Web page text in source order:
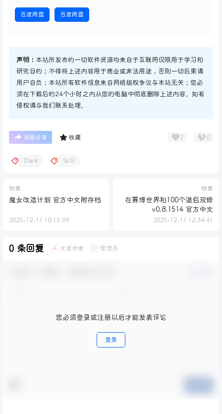
百度网盘 百度网盘
声明： 本站所发布的一切软件资源均来自于互联网仅限用于学习和
研究目的；不得将上述内容用于商业或非法用途，否则一切后果请
用户自负；本站所有软件信息来自网络版权争议与本站无关；您必
须在下载后的24个小时之内从您的电脑中彻底删除上述内容。如有
侵权请与我们联系处理。
海报分享 收藏 2 0
Dark SLG
物集
魔女改造计划 官方中文附存档
2025-12-11 10:15:09
物集
在赛博世界和100个道侣双修
v0.8.1514 官方中文
2025-12-11 12:34:41
0 条回复 A 文章作者 M 管理员
您必须登录或注册以后才能发表评论
登录